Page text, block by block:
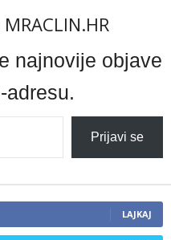
najnovije objave
adresu.
Prijavi se
LAJKAJ